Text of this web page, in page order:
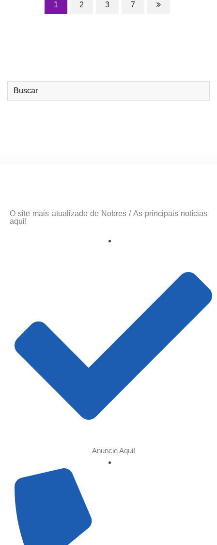
1 2 3 7
O site mais atualizado de Nobres / As principais notícias
aqui!
Anuncie Aqui!